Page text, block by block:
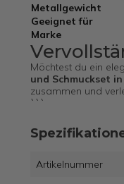
Metallgewicht
Geeignet für
Marke
Möchtest du ein
und Schmuckset
zusammen und
```
Artikelnummer